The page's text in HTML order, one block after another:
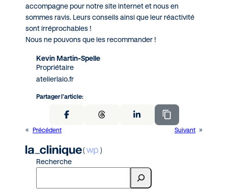
accompagne pour notre site internet et nous en
sommes ravis. Leurs conseils ainsi que leur réactivité
sont irréprochables !
Nous ne pouvons que les recommander !
Kevin Martin-Spelle
Propriétaire
atelierlaio.fr
Partager l’article:
« Précédent Suivant »
Recherche